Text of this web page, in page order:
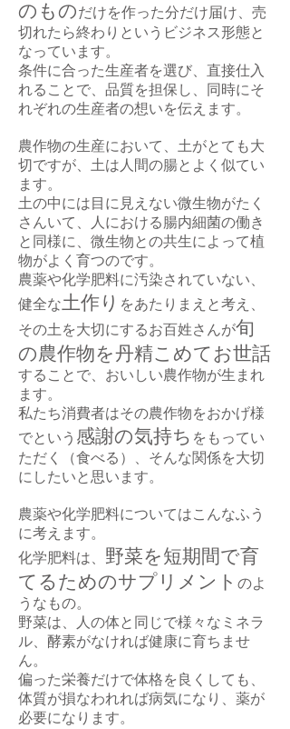
のものだけを作った分だけ届け、売
切れたら終わりというビジネス形態と
なっています。
条件に合った生産者を選び、直接仕入
れることで、品質を担保し、同時にそ
れぞれの生産者の想いを伝えます。
農作物の生産において、土がとても大
切ですが、土は人間の腸とよく似てい
ます。
土の中には目に見えない微生物がたく
さんいて、人における腸内細菌の働き
と同様に、微生物との共生によって植
物がよく育つのです。
農薬や化学肥料に汚染されていない、
健全な土作り をあたりまえと考え、
その土を大切にするお百姓さんが旬
の農作物を丹精こめてお世話
することで、おいしい農作物が生まれ
ます。
私たち消費者はその農作物をおかげ様
でという 感謝の気持ち をもってい
ただく（食べる）、そんな関係を大切
にしたいと思います。
農薬や化学肥料についてはこんなふう
に考えます。
化学肥料は、 野菜を短期間で育
てるためのサプリメント のよ
うなもの。
野菜は、人の体と同じで様々なミネラ
ル、酵素がなければ健康に育ちませ
ん。
偏った栄養だけで体格を良くしても、
体質が損なわれれば病気になり、薬が
必要になります。